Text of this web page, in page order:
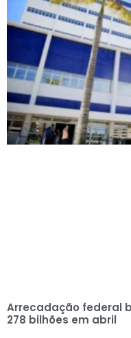
Arrecadação federal
278 bilhões em abril